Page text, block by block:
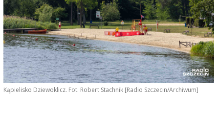
Kąpielisko Dziewoklicz. Fot. Robert Stachnik [Radio Szczecin/Archiwum]